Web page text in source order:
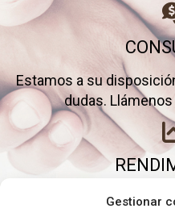
Gestionar
Estamos a su
dudas.
Elimine gastos inútiles